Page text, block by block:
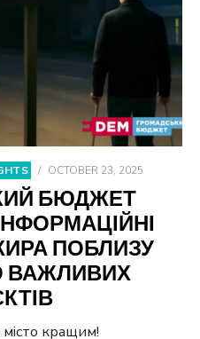
/ OCTOBER 23, 2025
БЮДЖЕТ
ПОБЛИЗУ
ВАЖЛИВИХ
кращим!